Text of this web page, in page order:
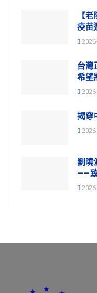
【
疫苗
台灣
希望
揭穿
劉曉
——